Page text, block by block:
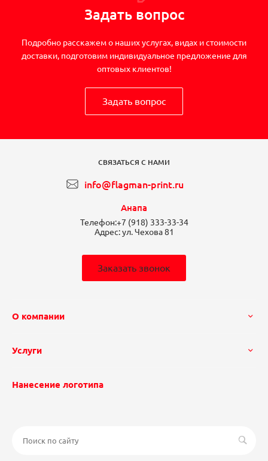
Задать вопрос
Подробно расскажем о наших услугах, видах и стоимости
доставки, подготовим индивидуальное предложение для
оптовых клиентов!
Задать вопрос
СВЯЗАТЬСЯ С НАМИ
info@flagman-print.ru
Анапа
Телефон:+7 (918) 333-33-34
Адрес:ул. Чехова 81
Заказать звонок
О компании
Услуги
Нанесение логотипа